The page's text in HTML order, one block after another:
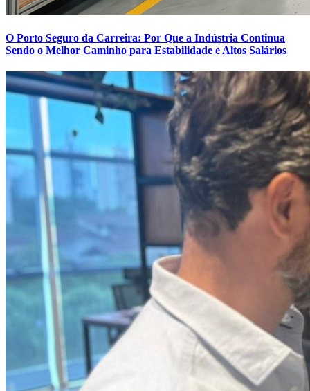
O Porto Seguro da Carreira: Por Que a Indústria Continua
Sendo o Melhor Caminho para Estabilidade e Altos Salários